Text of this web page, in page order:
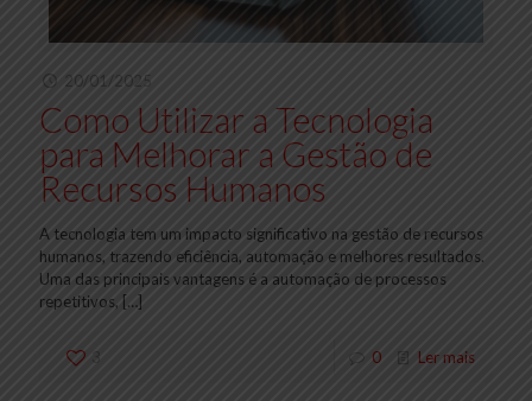
20/01/2025
Como Utilizar a Tecnologia
para Melhorar a Gestão de
Recursos Humanos
A tecnologia tem um impacto significativo na gestão de recursos
humanos, trazendo eficiência, automação e melhores resultados.
Uma das principais vantagens é a automação de processos
repetitivos, […]
3 0 Ler mais